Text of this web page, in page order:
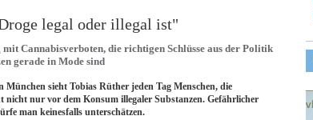
legal oder illegal ist"
Cannabisverboten, die richtigen Schlüsse aus der Politik
gerade in Mode sind
sieht Tobias Rüther jeden Tag Menschen, die
nicht nur vor dem Konsum illegaler Substanzen. Gefährlicher
man keinesfalls unterschätzen.